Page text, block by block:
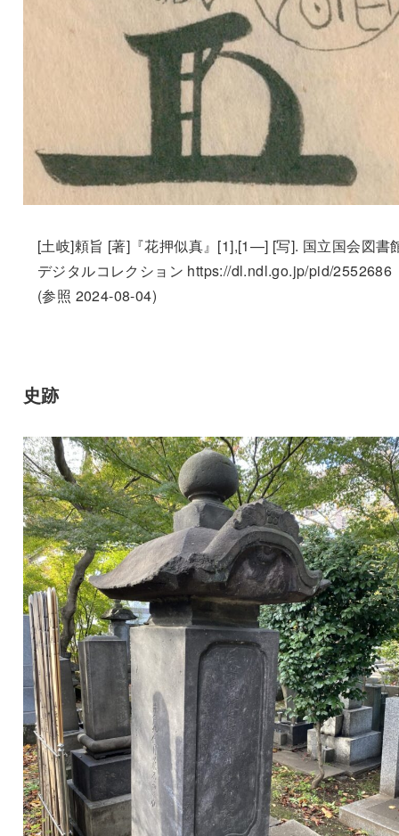
[土岐]頼旨 [著]『花押似真』[1],[1—] [写]. 国立国会図書
デジタルコレクション https://dl.ndl.go.jp/pid/2552686
(参照 2024-08-04)
史跡